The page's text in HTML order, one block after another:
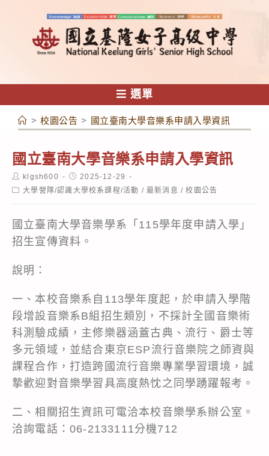
容
選單
> 校園公告 > 國立臺南大學音樂系申請入學資訊
國立臺南大學音樂系申請入學資訊
Post
author:
klgsh600
Post
published:
2025-12-29
Post大學營隊/認識大學校系課程/活動 / 最新消息 / 校園公告
國立臺南大學音樂學系「115學年度申請入學」
招生宣傳資料。
說明：
一、本校音樂系自113學年度起，於申請入學階
段增設音樂系B組招生類別，不採計全國音樂術
科測驗成績，主修樂器涵蓋古典、流行、爵士等
多元領域，並結合東京ESP流行音樂院之師資與
課程合作，打造跨國流行音樂專業學習環境，誠
摯歡迎對音樂學習具高度熱忱之同學踴躍報考。
二、相關招生資訊可電洽本校音樂學系辦公室。
洽詢電話：06-2133111分機712